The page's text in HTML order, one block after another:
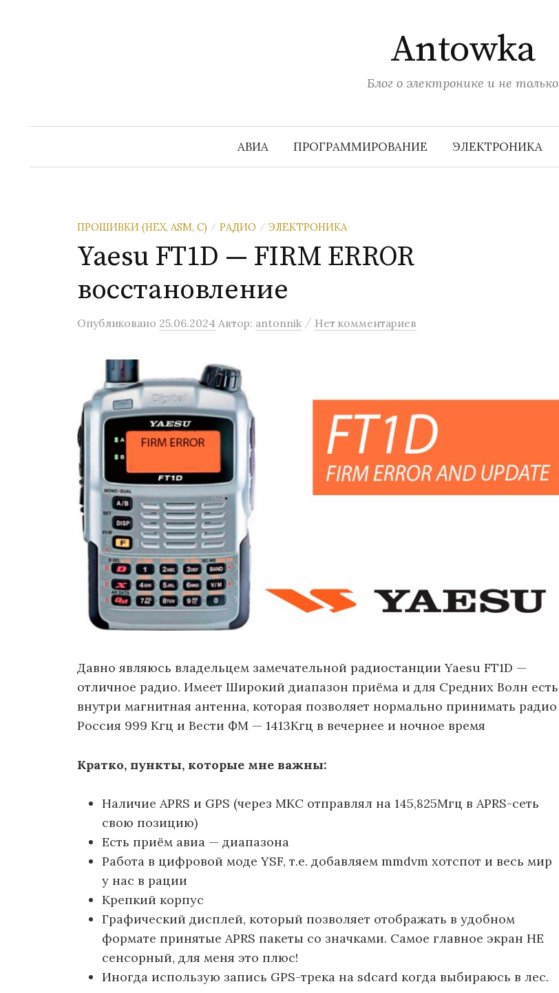
Antowka
Блог о электронике и не только
АВИА ПРОГРАММИРОВАНИЕ ЭЛЕКТРОНИКА
ПРОШИВКИ (HEX, ASM, C) / РАДИО / ЭЛЕКТРОНИКА
Yaesu FT1D — FIRM ERROR
восстановление
Опубликовано 25.06.2024 Автор: antonnik / Нет комментариев
Давно являюсь владельцем замечательной радиостанции Yaesu FT1D —
отличное радио. Имеет Широкий диапазон приёма и для Средних Волн есть
внутри магнитная антенна, которая позволяет нормально принимать радио
Россия 999 Кгц и Вести ФМ — 1413Кгц в вечернее и ночное время
Кратко, пункты, которые мне важны:
Наличие APRS и GPS (через МКС отправлял на 145,825Мгц в APRS-сеть
свою позицию)
Есть приём авиа — диапазона
Работа в цифровой моде YSF, т.е. добавляем mmdvm хотспот и весь мир
у нас в рации
Крепкий корпус
Графический дисплей, который позволяет отображать в удобном
формате принятые APRS пакеты со значками. Самое главное экран НЕ
сенсорный, для меня это плюс!
Иногда использую запись GPS-трека на sdcard когда выбираюсь в лес.